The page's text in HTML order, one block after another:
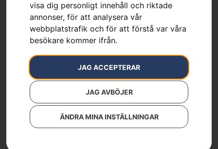
visa dig personligt innehåll och riktade
annonser, för att analysera vår
webbplatstrafik och för att förstå var våra
besökare kommer ifrån.
JAG ACCEPTERAR
JAG AVBÖJER
ÄNDRA MINA INSTÄLLNINGAR